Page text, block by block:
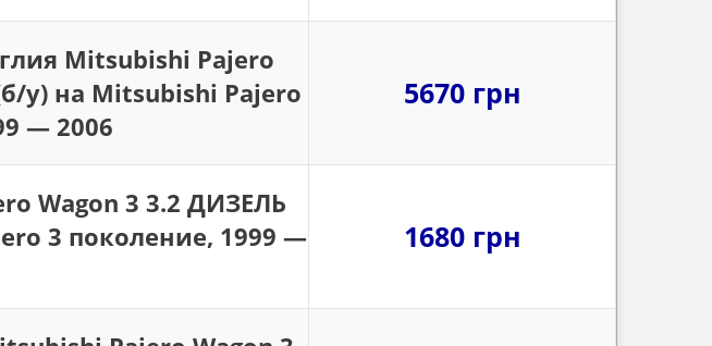
Mitsubishi Pajero
у) на Mitsubishi Pajero
— 2006
5670 грн
Wagon 3 3.2 ДИЗЕЛЬ
3 поколение, 1999 —
1680 грн